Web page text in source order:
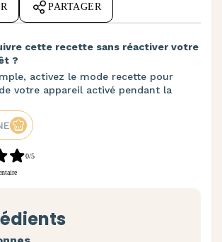
PARTAGER
cette recette sans réactiver votre
?
activez le mode recette pour
votre appareil activé pendant la
0/5